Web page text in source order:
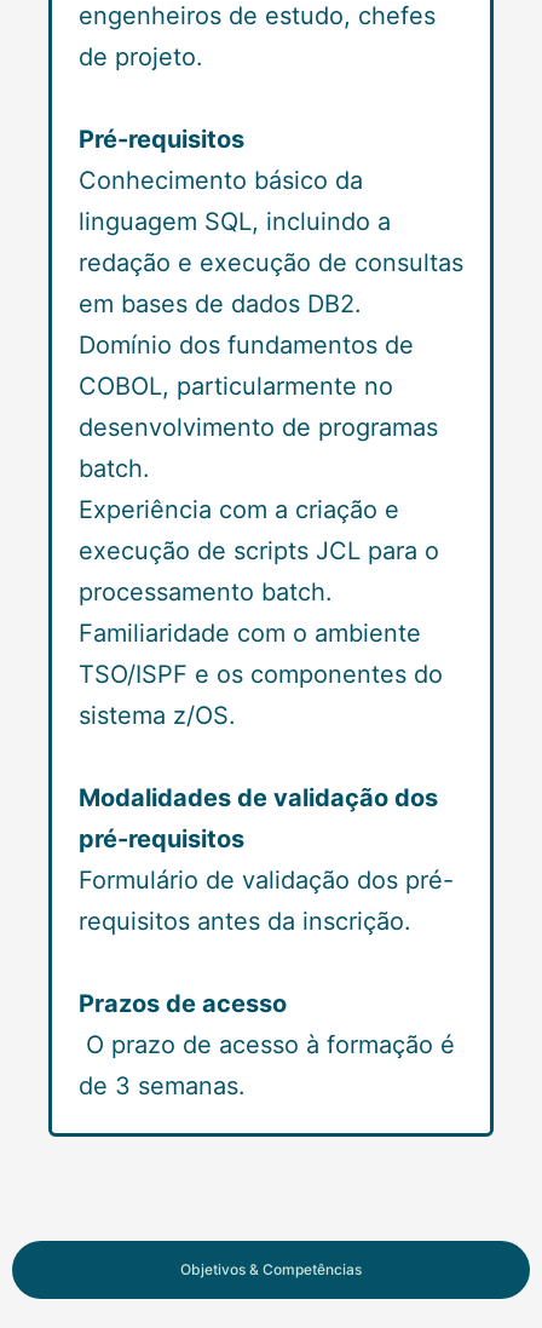
Objetivos & Competências
engenheiros de estudo, chefes
de projeto.
Pré-requisitos
Conhecimento básico da
linguagem SQL, incluindo a
redação e execução de consultas
em bases de dados DB2.
Domínio dos fundamentos de
COBOL, particularmente no
desenvolvimento de programas
batch.
Experiência com a criação e
execução de scripts JCL para o
processamento batch.
Familiaridade com o ambiente
TSO/ISPF e os componentes do
sistema z/OS.
Modalidades de validação dos
pré-requisitos
Formulário de validação dos pré-
requisitos antes da inscrição.
Prazos de acesso
O prazo de acesso à formação é
de 3 semanas.